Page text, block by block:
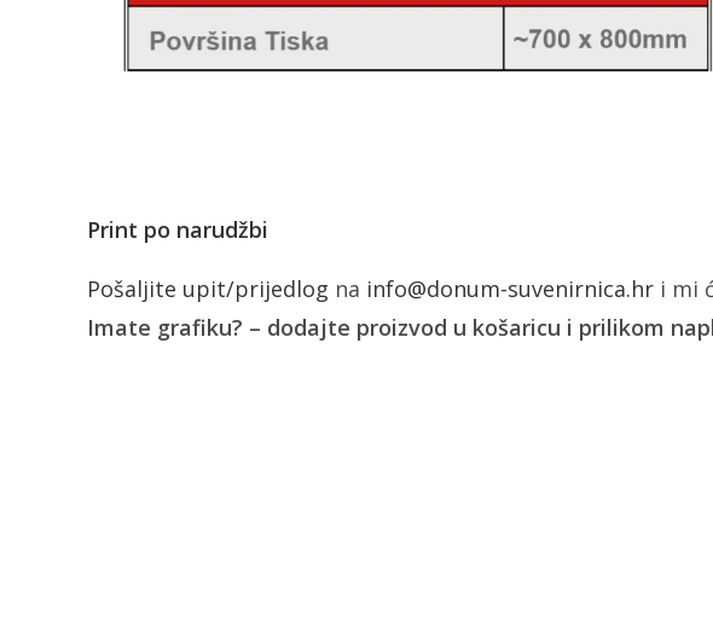
Print po narudžbi
Pošaljite upit/prijedlog na info@donum-suvenirnica.hr i mi
Imate grafiku? – dodajte proizvod u košaricu i prilikom